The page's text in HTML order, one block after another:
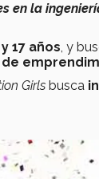
en la
17 años, y
Girls busca